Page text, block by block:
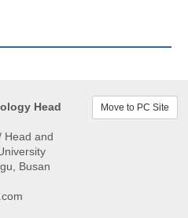
Head
Head and
Busan
Move to PC Site